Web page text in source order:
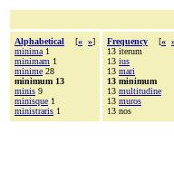
Alphabetical [« »]
minima 1
minimam 1
minime 28
minimum 13
minis 9
minisque 1
ministraris 1
Frequency [«
13 iterum
13 ius
13 mari
13 minimum
13 multitudine
13 muros
13 nos